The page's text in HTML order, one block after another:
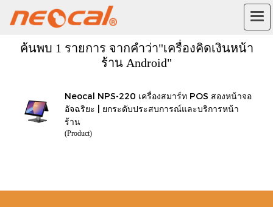
ค้นพบ 1 รายการ จากคำว่า"เครื่องคิดเงินหน้า
ร้าน Android"
Neocal NPS-220 เครื่องสมาร์ท POS สองหน้าจอ
อัจฉริยะ | ยกระดับประสบการณ์และบริการหน้า
ร้าน
(Product)